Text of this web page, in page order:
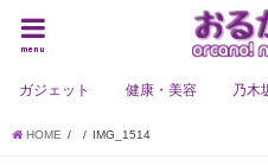
menu
ガジェット 健康・美容 乃木
HOME IMG_1514